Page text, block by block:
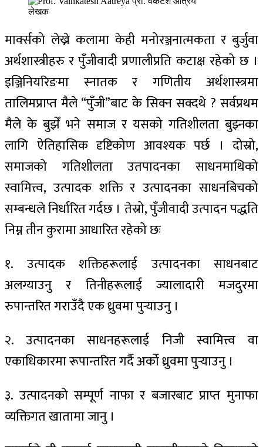
लेखक
मार्क्सको लेख्ने कलामा केही मनोरञ्जनात्मकता र बुर्जुवा
अर्थशास्त्रीहरु र पुँजीवादी प्रणालीप्रति कटाक्ष रहेको छ ।
इञ्जिनियरिङमा स्नातक र गणितीय अर्थशास्त्रमा
तालिमप्राप्त मैले “पुँजी”बाट के सिक्न सक्दथे ? सर्वप्रथम
मैले के बुझेँ भने समाज र यसको गतिशीलता बुझ्नका
लागि ऐतिहासिक दृष्टिकोण आवश्यक पर्छ । दोस्रो,
समाजको गतिशीलता उतपादनका साधनमाथिको
स्वामित्त्व, उत्पादक शक्ति र उत्पादनका साधनबिचको
सम्बन्धले निर्धारित गर्दछ । तेस्रो, पुँजीवादी उत्पादन पद्धति
निम्न तीन कुरामा आधारित रहेको छः
१. उत्पादक शक्तिहरूलाई उत्पादनका साधनबाट
अलग्याउनु र तिनीहरूलाई ज्यालादारी मजदुरमा
रुपान्तरित गराउँदै एक ध्रुवमा पुर्‍याउनु ।
२. उत्पादनका साधनहरूलाई निजी स्वामित्त्व वा
एकाधिकारमा रूपान्तरित गर्दै अर्को ध्रुवमा पुर्‍याउनु ।
३. उत्पादनको सम्पूर्ण नाफा र बजारबाट प्राप्त मुनाफा
व्यक्तिगत खातामा जानु ।